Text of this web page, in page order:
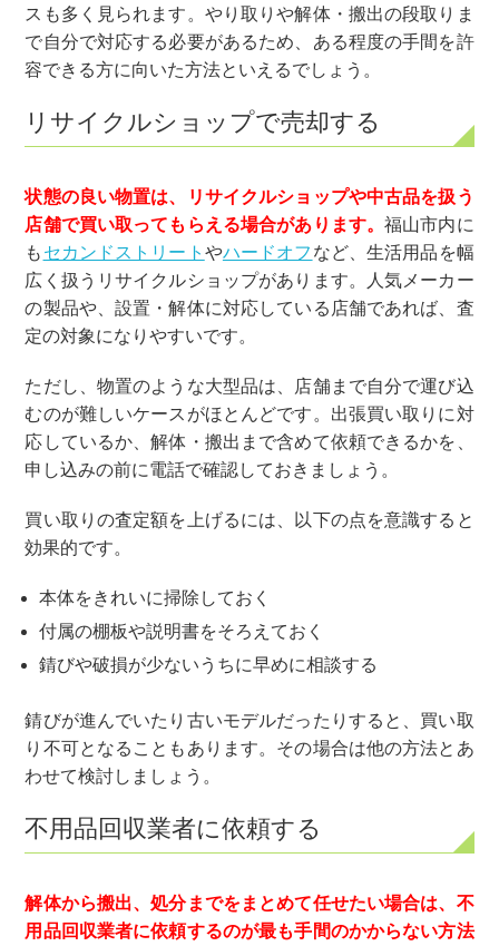
スも多く見られます。やり取りや解体・搬出の段取りま
で自分で対応する必要があるため、ある程度の手間を許
容できる方に向いた方法といえるでしょう。
リサイクルショップで売却する
状態の良い物置は、リサイクルショップや中古品を扱う
店舗で買い取ってもらえる場合があります。福山市内に
も セカンドストリート やハードオフ など、生活用品を幅
広く扱うリサイクルショップがあります。人気メーカー
の製品や、設置・解体に対応している店舗であれば、査
定の対象になりやすいです。
ただし、物置のような大型品は、店舗まで自分で運び込
むのが難しいケースがほとんどです。出張買い取りに対
応しているか、解体・搬出まで含めて依頼できるかを、
申し込みの前に電話で確認しておきましょう。
買い取りの査定額を上げるには、以下の点を意識すると
効果的です。
本体をきれいに掃除しておく
付属の棚板や説明書をそろえておく
錆びや破損が少ないうちに早めに相談する
錆びが進んでいたり古いモデルだったりすると、買い取
り不可となることもあります。その場合は他の方法とあ
わせて検討しましょう。
不用品回収業者に依頼する
解体から搬出、処分までをまとめて任せたい場合は、不
用品回収業者に依頼するのが最も手間のかからない方法